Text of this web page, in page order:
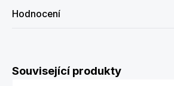
Hodnocení
Přeskočit galerii produktů
Související produkty